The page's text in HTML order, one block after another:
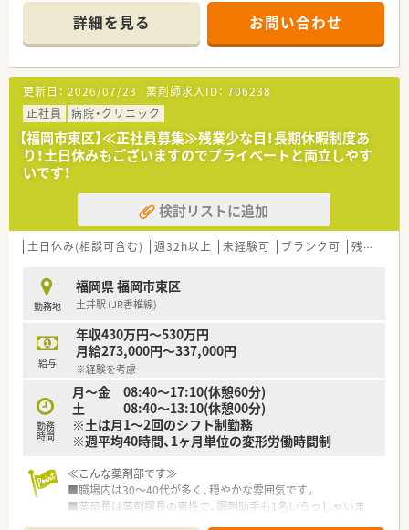
【勤務時間】
月火木金 9:30〜18:30(休憩60分)
水土 9:00〜18:00(休憩60分)
週4〜5日
【応需科目】内科,心療内科,外科乳腺外科
【応需枚数】100枚/日
【人員体制】
薬剤師正社員2名、パート1名 事務
********************************
＼手厚いサポートが魅力のファルマスタッフ／
■万全のサポート体制：2名体制で担当がつきしっかりサポート！
■各種保険を完備：社会保険(週20時間以上)/雇用保険/薬剤師賠
償責任保険
■充実の休暇制度：有給休暇(6ヶ月以上勤務)、夏季休暇、慶弔休
ご希望条件に合わせて求人をお探しします！
まずはお気軽にお問い合わせください。
詳細を見る お問い合わせ
更新日： 2026/07/23 薬剤師求人ID： 706238
正社員
病院・クリニック
【福岡市東区】≪正社員募集≫残業少な目！長期休暇制度あ
り！土日休みもございますのでプライベートと両立しやす
いです！
検討リストに追加
土日休み(相談可含む) 週32h以上 未経験可 ブランク可 残業なし(ほぼなし含む)
勤務地
福岡県 福岡市東区
土井駅 (JR香椎線)
給与
年収430万円～530万円
月給273,000円～337,000円
※経験を考慮
勤務
時間
月～金 08:40～17:10(休憩60分)
土 08:40～13:10(休憩00分)
※土は月1～2回のシフト制勤務
※週平均40時間、1ヶ月単位の変形労働時間制
≪こんな薬剤部です≫
■職場内は30～40代が多く、穏やかな雰囲気です。
■薬局長は薬剤課長の男性で、調剤助手も1名いらっしゃいま